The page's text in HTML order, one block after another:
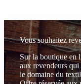
Vous souhaitez
Sur la boutique en
aux revendeurs
le domaine du